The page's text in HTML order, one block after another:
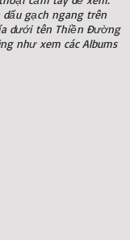
gạch ngang trên
dưới tên Thiền Đường
như xem các Albums